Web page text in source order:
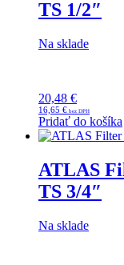
TS 1/2″
Na sklade
20,48 €
16,65 €
Pridať do košíka
ATLAS
TS 3/4″
Na sklade